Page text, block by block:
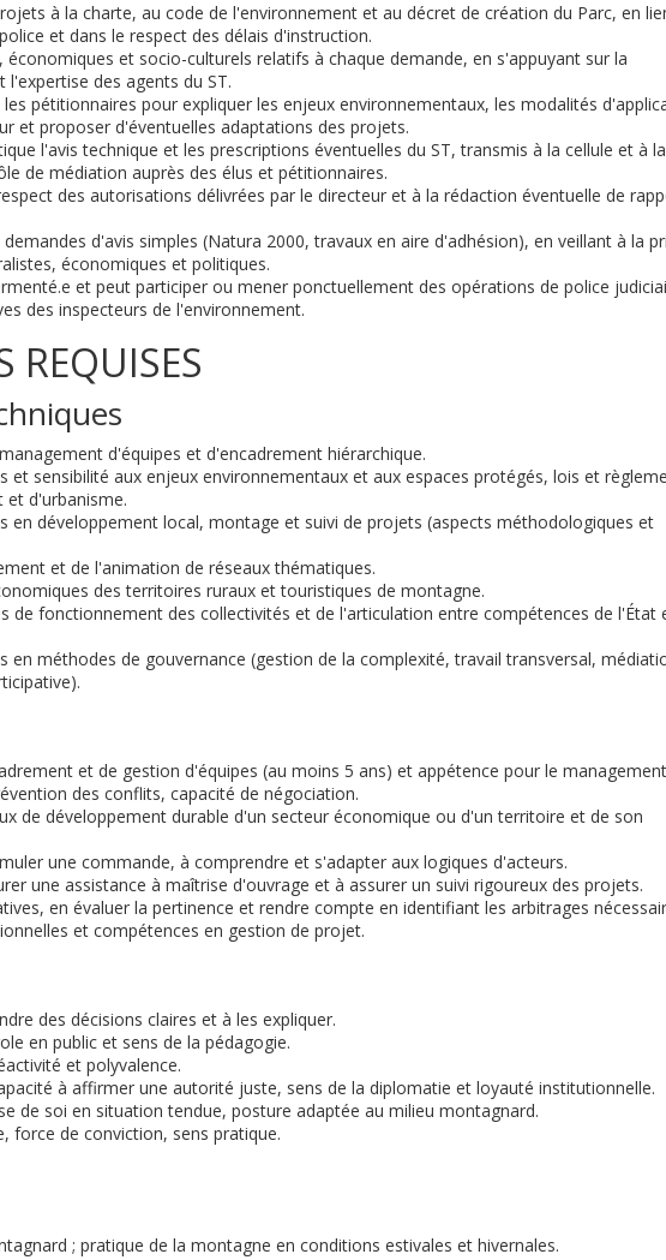
à la charte, au code de l'environnement et au décret de création du Parc, en
et dans le respect des délais d'instruction.
économiques et socio-culturels relatifs à chaque demande, en s'appuyant sur la
des agents du ST.
pétitionnaires pour expliquer les enjeux environnementaux, les modalités
et proposer d'éventuelles adaptations des projets.
l'avis technique et les prescriptions éventuelles du ST, transmis à la cellule et à la
de médiation auprès des élus et pétitionnaires.
des autorisations délivrées par le directeur et à la rédaction éventuelle de
d'avis simples (Natura 2000, travaux en aire d'adhésion), en veillant à la
économiques et politiques.
et peut participer ou mener ponctuellement des opérations de police
des inspecteurs de l'environnement.
REQUISES
d'équipes et d'encadrement hiérarchique.
et sensibilité aux enjeux environnementaux et aux espaces protégés, lois et
d'urbanisme.
en développement local, montage et suivi de projets (aspects méthodologiques et
et de l'animation de réseaux thématiques.
des territoires ruraux et touristiques de montagne.
de fonctionnement des collectivités et de l'articulation entre compétences de l'État
en méthodes de gouvernance (gestion de la complexité, travail transversal,
et de gestion d'équipes (au moins 5 ans) et appétence pour le
des conflits, capacité de négociation.
de développement durable d'un secteur économique ou d'un territoire et de son
une commande, à comprendre et s'adapter aux logiques d'acteurs.
une assistance à maîtrise d'ouvrage et à assurer un suivi rigoureux des projets.
en évaluer la pertinence et rendre compte en identifiant les arbitrages
et compétences en gestion de projet.
des décisions claires et à les expliquer.
en public et sens de la pédagogie.
et polyvalence.
à affirmer une autorité juste, sens de la diplomatie et loyauté institutionnelle.
de soi en situation tendue, posture adaptée au milieu montagnard.
force de conviction, sens pratique.
; pratique de la montagne en conditions estivales et hivernales.